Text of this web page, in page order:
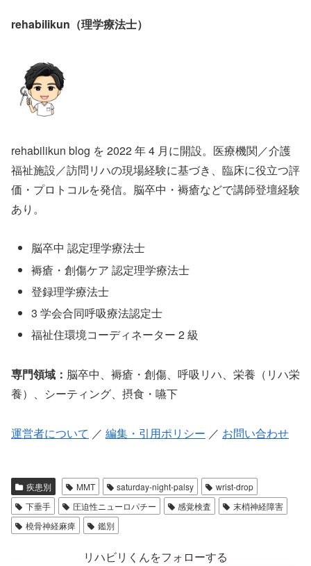
rehabilikun（理学療法士）
rehabilikun blog を 2022 年 4 月に開設。医療機関／介護
福祉施設／訪問リハの現場経験に基づき、臨床に役立つ評
価・プロトコルを発信。脳卒中・褥瘡などで講師登壇経験
あり。
脳卒中 認定理学療法士
褥瘡・創傷ケア 認定理学療法士
登録理学療法士
3 学会合同呼吸療法認定士
福祉住環境コーディネーター 2 級
専門領域： 脳卒中、褥瘡・創傷、呼吸リハ、栄養（リハ栄
養）、シーティング、摂食・嚥下
運営者について ／ 編集・引用ポリシー ／ お問い合わせ
疾患別 MMT saturday-night-palsy
wrist-drop
下垂手
圧迫性ニューロパチー 感覚検査
末梢神経障害
橈骨神経麻痺
鑑別
リハビリくんをフォローする